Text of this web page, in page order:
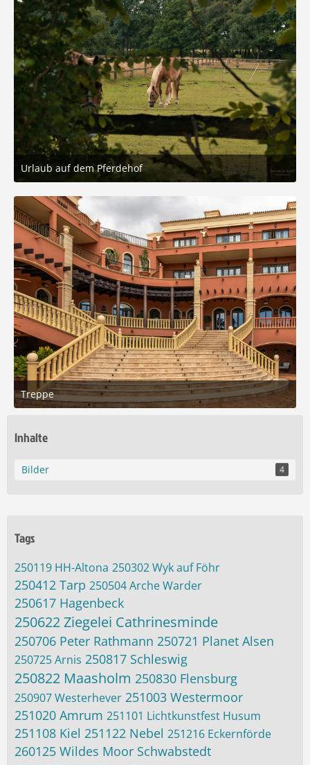
Urlaub auf dem Pferdehof
21. August 2025 um 16:33
Treppe
28. Mai 2025 um 15:14
Inhalte
Bilder 4
Tags
250119 HH-Altona 250302 Wyk auf Föhr
250412 Tarp 250504 Arche Warder
250617 Hagenbeck
250622 Ziegelei Cathrinesminde
250706 Peter Rathmann 250721 Planet Alsen
250725 Arnis 250817 Schleswig
250822 Maasholm 250830 Flensburg
250907 Westerhever 251003 Westermoor
251020 Amrum 251101 Lichtkunstfest Husum
251108 Kiel 251122 Nebel 251216 Eckernförde
260125 Wildes Moor Schwabstedt